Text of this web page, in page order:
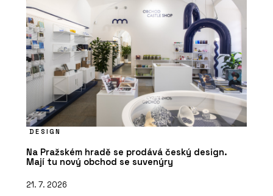
DESIGN
Na Pražském hradě se prodává český design.
Mají tu nový obchod se suvenýry
21. 7. 2026